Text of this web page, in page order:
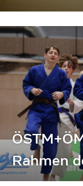
Rahmen